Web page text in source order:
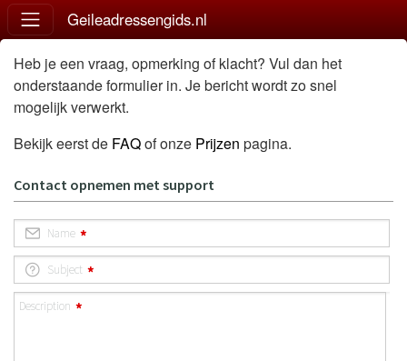
Geileadressengids.nl
Heb je een vraag, opmerking of klacht? Vul dan het
onderstaande formulier in. Je bericht wordt zo snel
mogelijk verwerkt.
Bekijk eerst de FAQof onze Prijzen pagina.